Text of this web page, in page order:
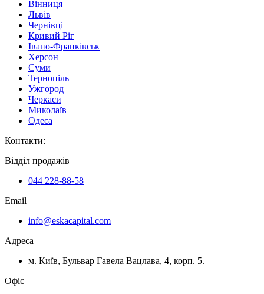
Вінниця
Львів
Чернівці
Кривий Ріг
Івано-Франківськ
Херсон
Суми
Тернопіль
Ужгород
Черкаси
Миколаїв
Одеса
Контакти:
Відділ продажів
044 228-88-58
Email
info@eskacapital.com
Адреса
м. Київ, Бульвар Гавела Вацлава, 4, корп. 5.
Офіс